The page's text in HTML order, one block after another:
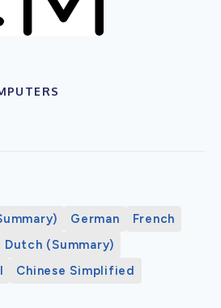
German
French
Dutch (Summary)
Chinese Simplified